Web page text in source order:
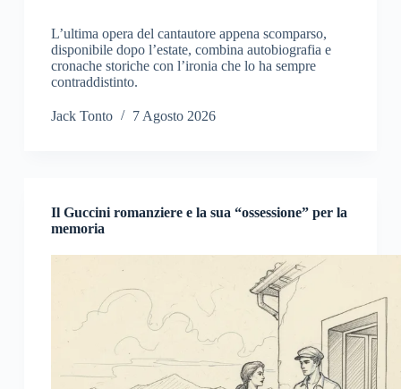
L’ultima opera del cantautore appena scomparso,
disponibile dopo l’estate, combina autobiografia e
cronache storiche con l’ironia che lo ha sempre
contraddistinto.
Jack Tonto 7 Agosto 2026
Il Guccini romanziere e la sua “ossessione” per la
memoria